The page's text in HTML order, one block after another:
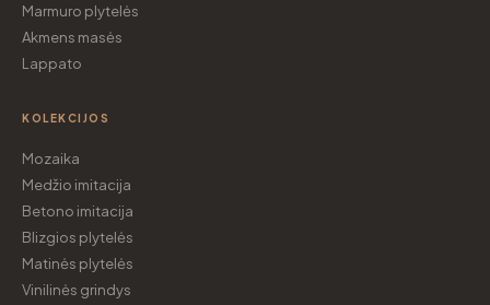
Marmuro plytelės
Akmens masės
Lappato
KOLEKCIJOS
Mozaika
Medžio imitacija
Betono imitacija
Blizgios plytelės
Matinės plytelės
Vinilinės grindys